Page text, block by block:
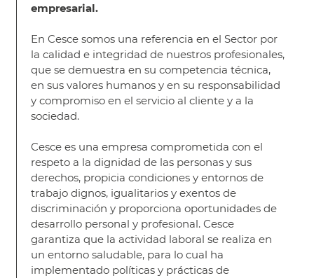
empresarial.
En Cesce somos una referencia en el Sector por
la calidad e integridad de nuestros profesionales,
que se demuestra en su competencia técnica,
en sus valores humanos y en su responsabilidad
y compromiso en el servicio al cliente y a la
sociedad.
Cesce es una empresa comprometida con el
respeto a la dignidad de las personas y sus
derechos, propicia condiciones y entornos de
trabajo dignos, igualitarios y exentos de
discriminación y proporciona oportunidades de
desarrollo personal y profesional. Cesce
garantiza que la actividad laboral se realiza en
un entorno saludable, para lo cual ha
implementado políticas y prácticas de